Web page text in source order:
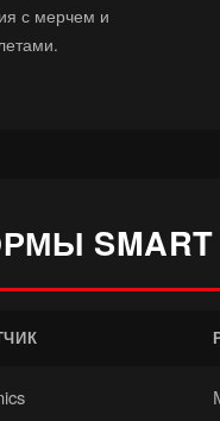
с мерчем и
SMART